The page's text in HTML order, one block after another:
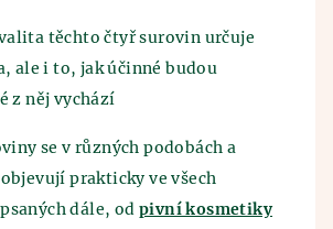
těchto čtyř surovin určuje
ale i to, jak účinné budou
z něj vychází
se v různých podobách a
prakticky ve všech
dále, od pivní kosmetiky